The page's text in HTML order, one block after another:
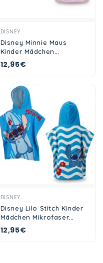
DISNEY
Disney Minnie Maus
Kinder Mädchen
Mikrofaser Poncho
Badetuch 55x110 cm
12,95€
DISNEY
Disney Lilo Stitch Kinder
Mädchen Mikrofaser
Poncho Badetuch 55x110
cm
12,95€